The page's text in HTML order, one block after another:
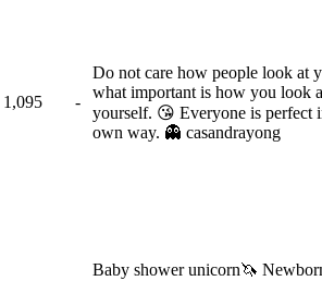
1,095 -
Do not care how people look at
what important is how you look
yourself. 😘 Everyone is perfect
own way. 👻 casandrayong
Baby shower unicorn🦄